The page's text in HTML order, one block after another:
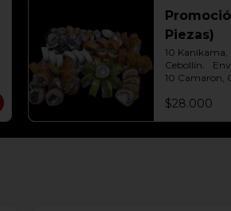
Piezas)
10 Kanikama,
Cebollín.
10 Camaron,
10
Cebollín env.
$28.000